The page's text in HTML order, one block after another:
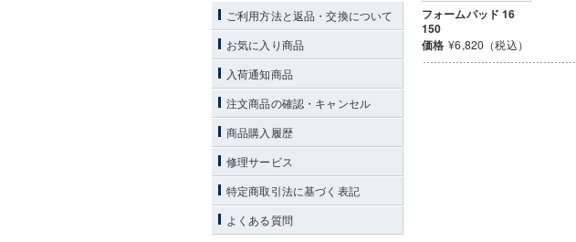
フォームパッド 16
150
価格 ¥6,820（税込）
ご利用方法と返品・交換について
お気に入り商品
入荷通知商品
注文商品の確認・キャンセル
商品購入履歴
修理サービス
特定商取引法に基づく表記
よくある質問